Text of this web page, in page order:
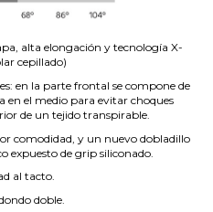
alta elongación y tecnología X-
cepillado)
en la parte frontal se compone de
el medio para evitar choques
de un tejido transpirable.
comodidad, y un nuevo dobladillo
expuesto de grip siliconado.
al tacto.
doble.